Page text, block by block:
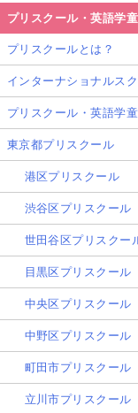
プリスクール・英語学童
プリスクールとは？
インターナショナルス
プリスクール・英語学
東京都プリスクール
港区プリスクール
渋谷区プリスクール
世田谷区プリスクー
目黒区プリスクール
中央区プリスクール
中野区プリスクール
町田市プリスクール
立川市プリスクール